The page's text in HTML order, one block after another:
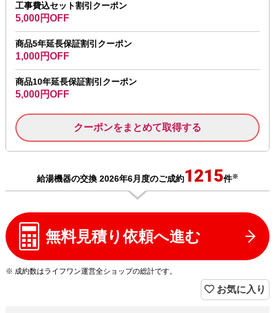
工事費込セット割引クーポン
5,000円OFF
商品5年延長保証割引クーポン
1,000円OFF
商品10年延長保証割引クーポン
5,000円OFF
クーポンをまとめて取得する
給湯機器の交換 2026年6月度のご成約1215件※
無料見積り依頼へ進む
※ 成約数はライフワン運営全ショップの総計です。
お気に入り